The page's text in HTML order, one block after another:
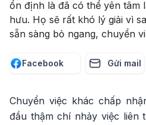
ổn định là đã có thể yên tâm
hưu. Họ sẽ rất khó lý giải vì
sẵn sàng bỏ ngang, chuyển
Facebook Gửi mail
Chuyển việc khác chấp
đầu thậm chí nhảy việc liên